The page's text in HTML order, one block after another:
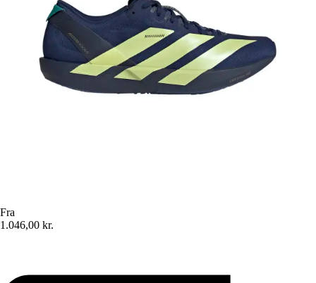
Fra
1.046,00 kr.